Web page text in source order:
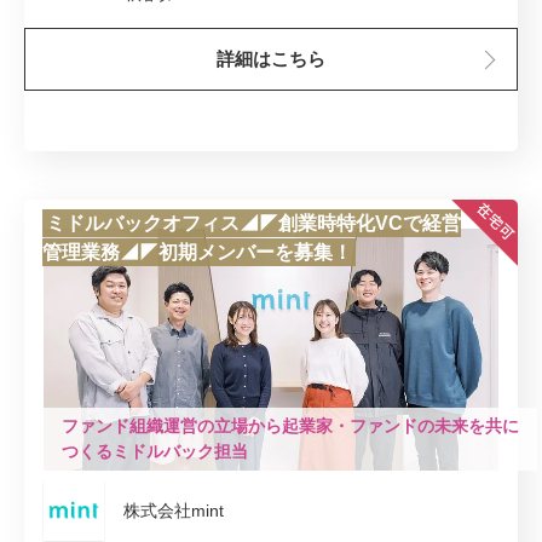
詳細はこちら
ファンド組織運営の立場から起業家・ファンドの未来を共に
つくるミドルバック担当
株式会社mint
ミドルバックオフィス◢◤創業時特化VCで経営
管理業務◢◤初期メンバーを募集！